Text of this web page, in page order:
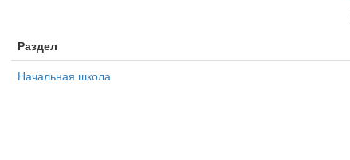
Раздел
Начальная школа